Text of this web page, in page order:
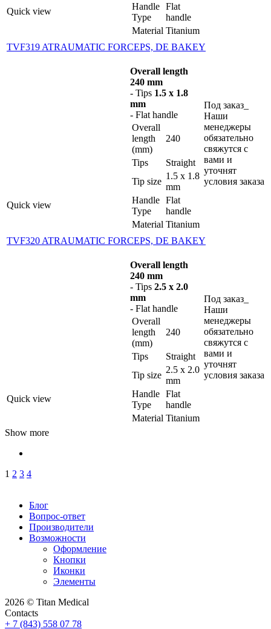
Quick view
Handle
Type
Flat
handle
Material Titanium
TVF319 ATRAUMATIC FORCEPS, DE BAKEY
Quick view
Overall length
240 mm
- Tips 1.5 x 1.8
mm
- Flat handle
Overall
length
(mm)
240
Tips
Straight
Tip size
1.5 x 1.8
mm
Handle
Type
Flat
handle
Material Titanium
Под заказ_
Наши
менеджеры
обязательно
свяжутся с
вами и
уточнят
условия заказа
TVF320 ATRAUMATIC FORCEPS, DE BAKEY
Quick view
Overall length
240 mm
- Tips 2.5 x 2.0
mm
- Flat handle
Overall
length
(mm)
240
Tips
Straight
Tip size
2.5 x 2.0
mm
Handle
Type
Flat
handle
Material Titanium
Под заказ_
Наши
менеджеры
обязательно
свяжутся с
вами и
уточнят
условия заказа
Show more
1 2 3 4
Блог
Вопрос-ответ
Производители
Возможности
Оформление
Кнопки
Иконки
Элементы
2026 © Titan Medical
Contacts
+ 7 (843) 558 07 78